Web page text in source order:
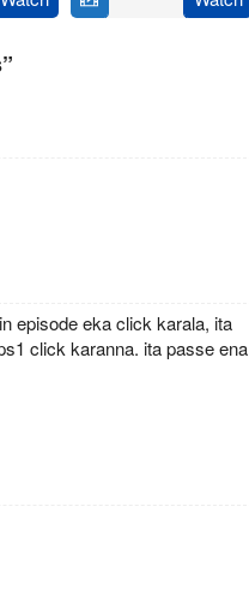
2021
episode eka click karala, ita
click karanna. ita passe ena